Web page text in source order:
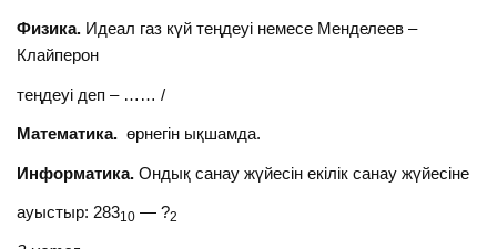
Физика. Идеал газ күй теңдеуі немесе Менделеев –
Клайперон
теңдеуі деп – …… /
Математика. өрнегін ықшамда.
Информатика. Ондық санау жүйесін екілік санау жүйесіне
ауыстыр: 28310 — ?2